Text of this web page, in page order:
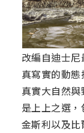
改編自迪士
真寫實的動
真實大自然
是上上之選
金斯利以及